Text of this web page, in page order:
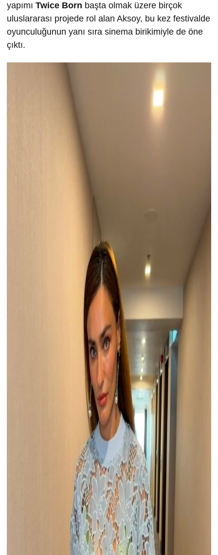
yapımı Twice Born başta olmak üzere birçok
uluslararası projede rol alan Aksoy, bu kez festivalde
oyunculuğunun yanı sıra sinema birikimiyle de öne
çıktı.